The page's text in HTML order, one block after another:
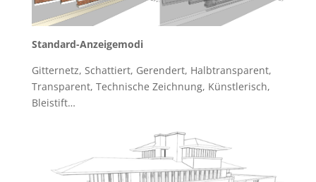
Standard-Anzeigemodi
Gitternetz, Schattiert, Gerendert, Halbtransparent,
Transparent, Technische Zeichnung, Künstlerisch,
Bleistift…